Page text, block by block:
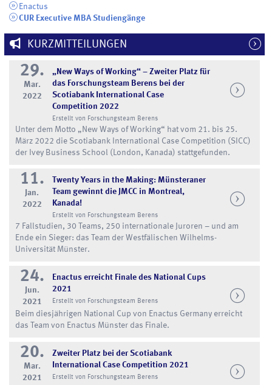
Enactus
CUR Executive MBA Studiengänge
KURZMITTEILUNGEN
29.
Mar.
2022
„New Ways of Working“ – Zweiter Platz für
das Forschungsteam Berens bei der
Scotiabank International Case
Competition 2022
Erstellt von Forschungsteam Berens
Unter dem Motto „New Ways of Working“ hat vom 21. bis 25.
März 2022 die Scotiabank International Case Competition (SICC)
der Ivey Business School (London, Kanada) stattgefunden.
11.
Jan.
2022
Twenty Years in the Making: Münsteraner
Team gewinnt die JMCC in Montreal,
Kanada!
Erstellt von Forschungsteam Berens
7 Fallstudien, 30 Teams, 250 internationale Juroren – und am
Ende ein Sieger: das Team der Westfälischen Wilhelms-
Universität Münster.
24.
Jun.
2021
Enactus erreicht Finale des National Cups
2021
Erstellt von Forschungsteam Berens
Beim diesjährigen National Cup von Enactus Germany erreicht
das Team von Enactus Münster das Finale.
20.
Mar.
2021
Zweiter Platz bei der Scotiabank
International Case Competition 2021
Erstellt von Forschungsteam Berens